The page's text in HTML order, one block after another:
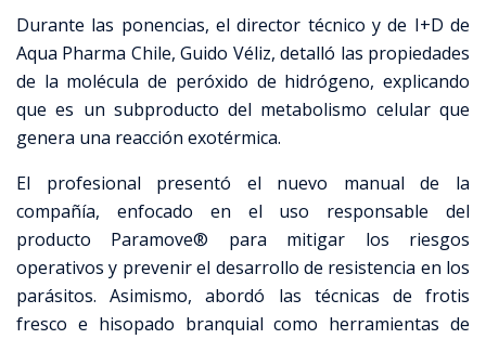
Durante las ponencias, el director técnico y de I+D de
Aqua Pharma Chile, Guido Véliz, detalló las propiedades
de la molécula de peróxido de hidrógeno, explicando
que es un subproducto del metabolismo celular que
genera una reacción exotérmica.
El profesional presentó el nuevo manual de la
compañía, enfocado en el uso responsable del
producto Paramove® para mitigar los riesgos
operativos y prevenir el desarrollo de resistencia en los
parásitos. Asimismo, abordó las técnicas de frotis
fresco e hisopado branquial como herramientas de